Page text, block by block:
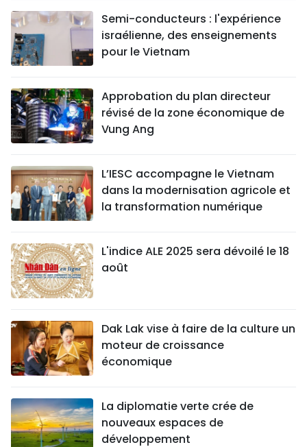
Semi-conducteurs : l'expérience
israélienne, des enseignements
pour le Vietnam
Approbation du plan directeur
révisé de la zone économique de
Vung Ang
L’IESC accompagne le Vietnam
dans la modernisation agricole et
la transformation numérique
L'indice ALE 2025 sera dévoilé le 18
août
Dak Lak vise à faire de la culture un
moteur de croissance
économique
La diplomatie verte crée de
nouveaux espaces de
développement